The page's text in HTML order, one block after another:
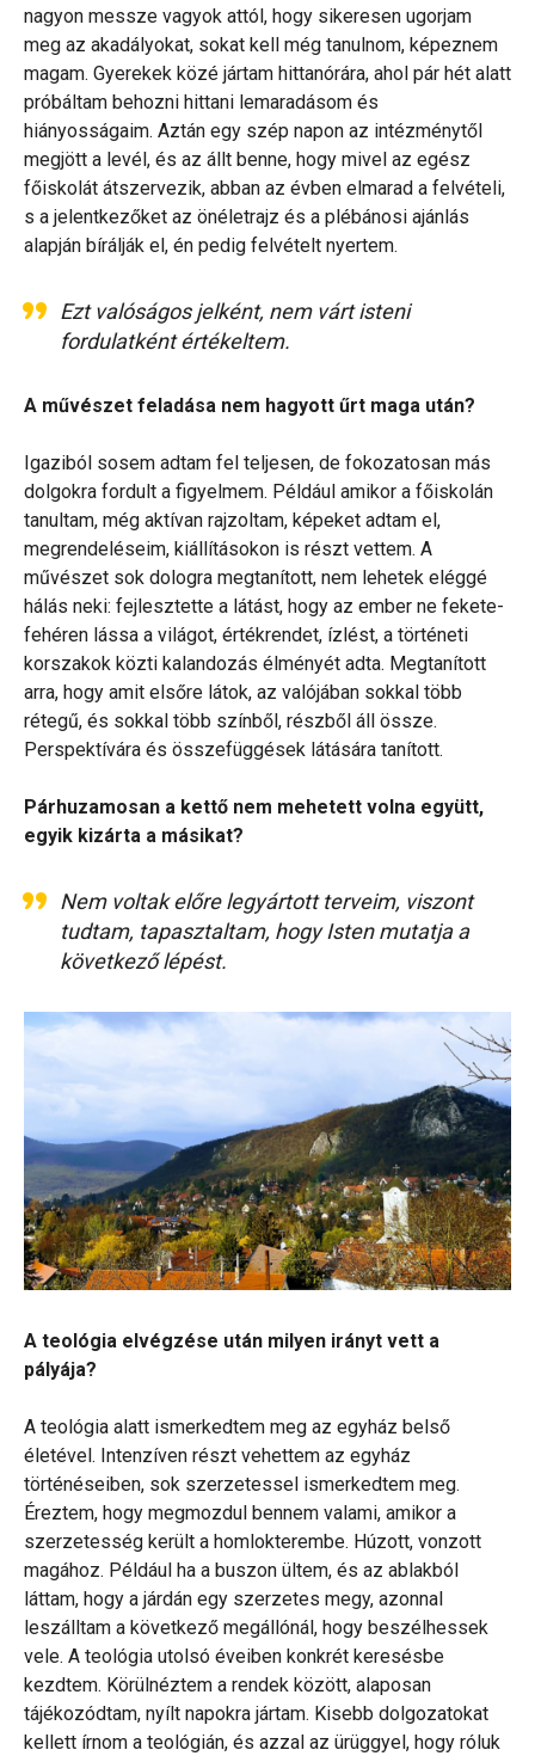
nagyon messze vagyok attól, hogy sikeresen ugorjam
meg az akadályokat, sokat kell még tanulnom, képeznem
magam. Gyerekek közé jártam hittanórára, ahol pár hét alatt
próbáltam behozni hittani lemaradásom és
hiányosságaim. Aztán egy szép napon az intézménytől
megjött a levél, és az állt benne, hogy mivel az egész
főiskolát átszervezik, abban az évben elmarad a felvételi,
s a jelentkezőket az önéletrajz és a plébánosi ajánlás
alapján bírálják el, én pedig felvételt nyertem.
Ezt valóságos jelként, nem várt isteni
fordulatként értékeltem.
A művészet feladása nem hagyott űrt maga után?
Igaziból sosem adtam fel teljesen, de fokozatosan más
dolgokra fordult a figyelmem. Például amikor a főiskolán
tanultam, még aktívan rajzoltam, képeket adtam el,
megrendeléseim, kiállításokon is részt vettem. A
művészet sok dologra megtanított, nem lehetek eléggé
hálás neki: fejlesztette a látást, hogy az ember ne fekete-
fehéren lássa a világot, értékrendet, ízlést, a történeti
korszakok közti kalandozás élményét adta. Megtanított
arra, hogy amit elsőre látok, az valójában sokkal több
rétegű, és sokkal több színből, részből áll össze.
Perspektívára és összefüggések látására tanított.
Párhuzamosan a kettő nem mehetett volna együtt,
egyik kizárta a másikat?
Nem voltak előre legyártott terveim, viszont
tudtam, tapasztaltam, hogy Isten mutatja a
következő lépést.
A teológia elvégzése után milyen irányt vett a
pályája?
A teológia alatt ismerkedtem meg az egyház belső
életével. Intenzíven részt vehettem az egyház
történéseiben, sok szerzetessel ismerkedtem meg.
Éreztem, hogy megmozdul bennem valami, amikor a
szerzetesség került a homlokterembe. Húzott, vonzott
magához. Például ha a buszon ültem, és az ablakból
láttam, hogy a járdán egy szerzetes megy, azonnal
leszálltam a következő megállónál, hogy beszélhessek
vele. A teológia utolsó éveiben konkrét keresésbe
kezdtem. Körülnéztem a rendek között, alaposan
tájékozódtam, nyílt napokra jártam. Kisebb dolgozatokat
kellett írnom a teológián, és azzal az ürüggyel, hogy róluk